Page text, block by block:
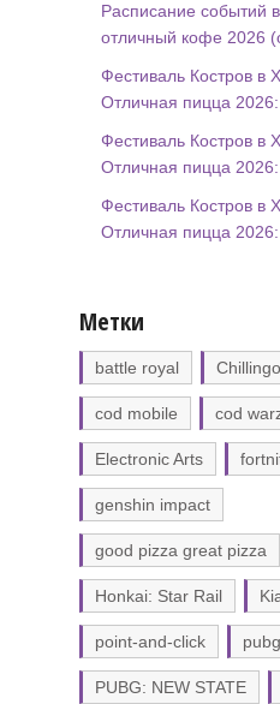
Расписание событий
отличный кофе 2026
Фестиваль Костров в
Отличная пицца
Фестиваль Костров в
Отличная пицца
Фестиваль Костров в
Отличная пицца
Метки
battle royal Chillingo
cod mobile cod
Electronic Arts
genshin impact
good pizza great pizza
Honkai: Star Rail
point-and-click pubg
PUBG: NEW STATE